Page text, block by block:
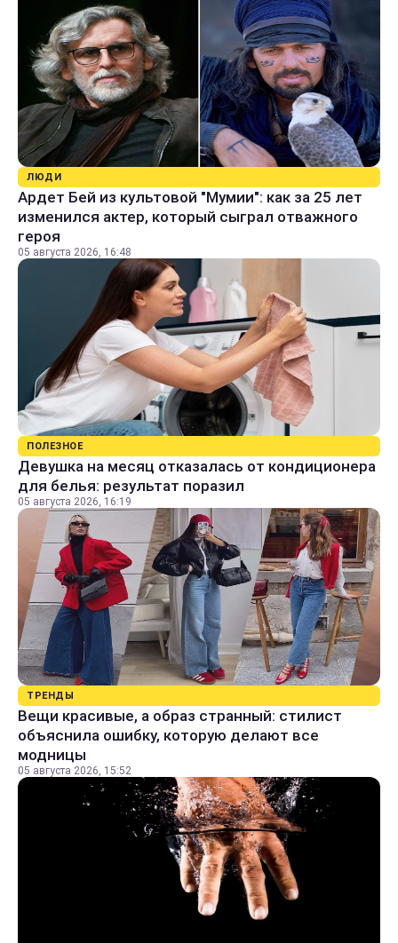
ЛЮДИ
Ардет Бей из культовой "Мумии": как за 25 лет
изменился актер, который сыграл отважного
героя
05 августа 2026, 16:48
ПОЛЕЗНОЕ
Девушка на месяц отказалась от кондиционера
для белья: результат поразил
05 августа 2026, 16:19
ТРЕНДЫ
Вещи красивые, а образ странный: стилист
объяснила ошибку, которую делают все
модницы
05 августа 2026, 15:52